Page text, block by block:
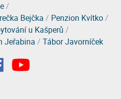
/
Bejčka / Penzion Kvítko/
u Kašperů /
Jeřabina / Tábor Javorníček